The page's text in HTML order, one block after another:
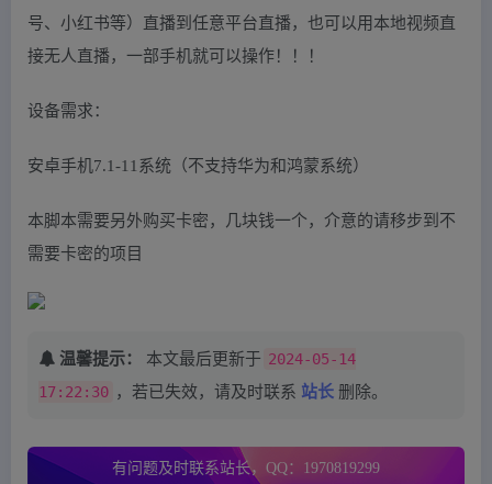
号、小红书等）直播到任意平台直播，也可以用本地视频直
接无人直播，一部手机就可以操作！！！
设备需求：
安卓手机7.1-11系统（不支持华为和鸿蒙系统）
本脚本需要另外购买卡密，几块钱一个，介意的请移步到不
需要卡密的项目
温馨提示： 本文最后更新于 2024-05-14
17:22:30 ，若已失效，请及时联系 站长 删除。
有问题及时联系站长，QQ：1970819299